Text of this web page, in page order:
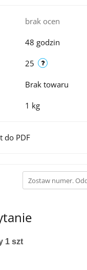
brak ocen
48 godzin
25
Brak towaru
1 kg
do PDF
1 szt